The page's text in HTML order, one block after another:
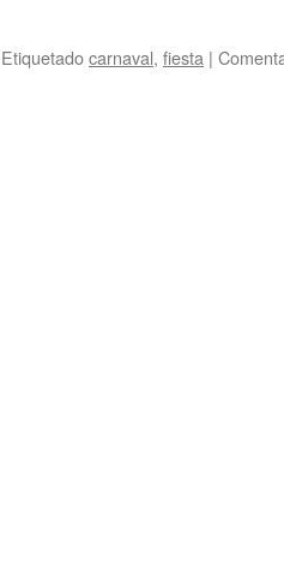
Etiquetadocarnaval, fiesta |